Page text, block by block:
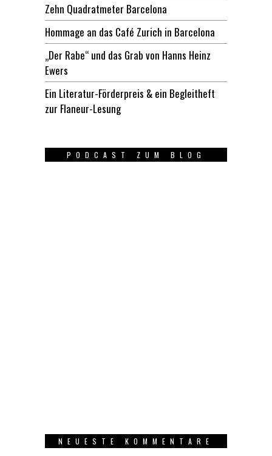
Zehn Quadratmeter Barcelona
Hommage an das Café Zurich in Barcelona
„Der Rabe“ und das Grab von Hanns Heinz
Ewers
Ein Literatur-Förderpreis & ein Begleitheft
zur Flaneur-Lesung
PODCAST ZUM BLOG
NEUESTE KOMMENTARE